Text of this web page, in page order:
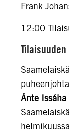
Frank
12:00
Ánte